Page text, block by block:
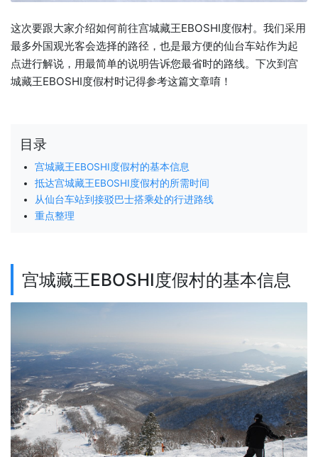
这次要跟大家介绍如何前往宫城藏王EBOSHI度假村。我们采用
最多外国观光客会选择的路径，也是最方便的仙台车站作为起
点进行解说，用最简单的说明告诉您最省时的路线。下次到宫
城藏王EBOSHI度假村时记得参考这篇文章唷！
目录
宫城藏王EBOSHI度假村的基本信息
抵达宫城藏王EBOSHI度假村的所需时间
从仙台车站到接驳巴士搭乘处的行进路线
重点整理
宫城藏王EBOSHI度假村的基本信息